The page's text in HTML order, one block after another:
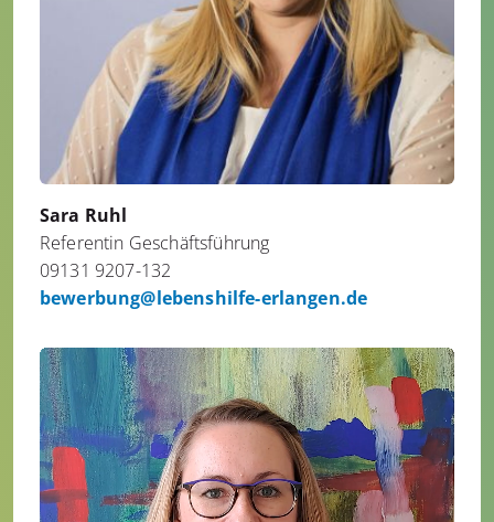
Sara Ruhl
Referentin Geschäftsführung
09131 9207-132
bewerbung@lebenshilfe-erlangen.de